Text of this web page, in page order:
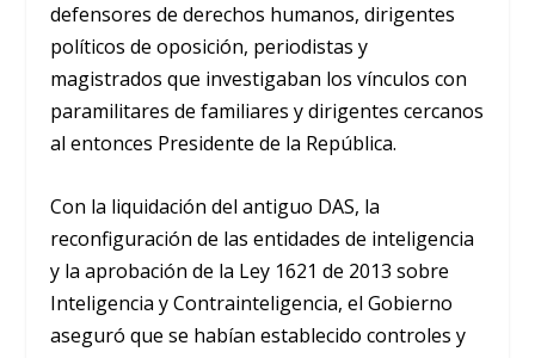
defensores de derechos humanos, dirigentes
políticos de oposición, periodistas y
magistrados que investigaban los vínculos con
paramilitares de familiares y dirigentes cercanos
al entonces Presidente de la República.
Con la liquidación del antiguo DAS, la
reconfiguración de las entidades de inteligencia
y la aprobación de la Ley 1621 de 2013 sobre
Inteligencia y Contrainteligencia, el Gobierno
aseguró que se habían establecido controles y